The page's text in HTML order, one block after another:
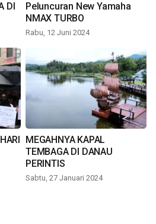
DI
Peluncuran New Yamaha
NMAX TURBO
Rabu, 12 Juni 2024
MEGAHNYA KAPAL
TEMBAGA DI DANAU
PERINTIS
Sabtu, 27 Januari 2024